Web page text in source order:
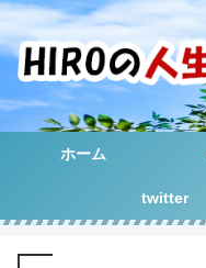
ホーム
twitter